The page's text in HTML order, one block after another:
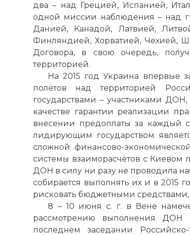
два – над Грецией, Испанией,
одной миссии наблюдения – над
Данией, Канадой, Латвией,
Финляндией, Хорватией, Чехией,
Договора, в свою очередь,
территорией.
На 2015 год Украина впервые
полётов над территорией
государствами – участниками
качестве гарантии реализации
внесении предоплаты за каждый
лидирующим государством
сложной финансово-
системы взаиморасчётов с Киевом
ДОН в силу ни разу не проводила
собирается выполнять их и в 2015
рисковать бюджетными
8 – 10 июня с. г. в Вене
рассмотрению выполнения ДОН
последнем заседании